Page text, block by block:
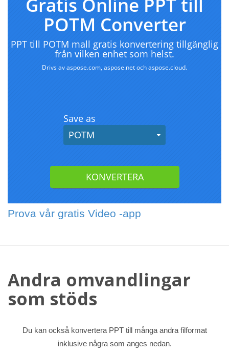
Prova vår gratis Video -app
Andra omvandlingar
som stöds
Du kan också konvertera PPT till många andra filformat
inklusive några som anges nedan.